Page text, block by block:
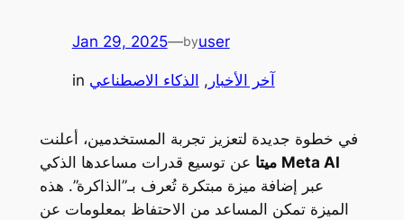
Jan 29, 2025—byuser
in آخر الأخبار , الذكاء الاصطناعي
في خطوة جديدة لتعزيز تجربة المستخدمين، أعلنت
ميتاعن توسيع قدرات مساعدها الذكي Meta AI
عبر إضافة ميزة مبتكرة تُعرف بـ”الذاكرة”. هذه
الميزة تمكن المساعد من الاحتفاظ بمعلومات عن